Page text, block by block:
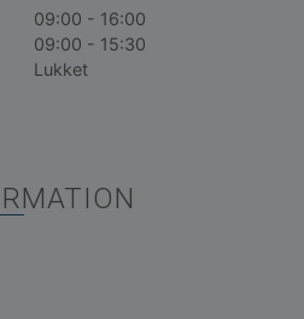
09:00 - 16:00
09:00 - 15:30
Lukket